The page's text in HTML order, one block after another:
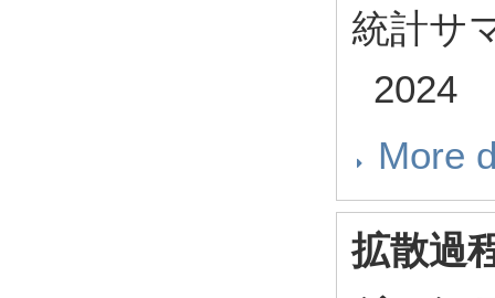
統計サ
2024
More
拡散過